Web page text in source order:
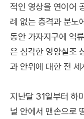
적인 영상을 연이어
례 없는 충격과 분노
동안 가자지구에 억
은 심각한 영양실조
과 안위에 대한 전 세
지난달 31일부터 하
널 안에서 맨손으로